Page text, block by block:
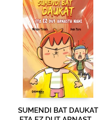
SUMENDI BAT DAUKAT